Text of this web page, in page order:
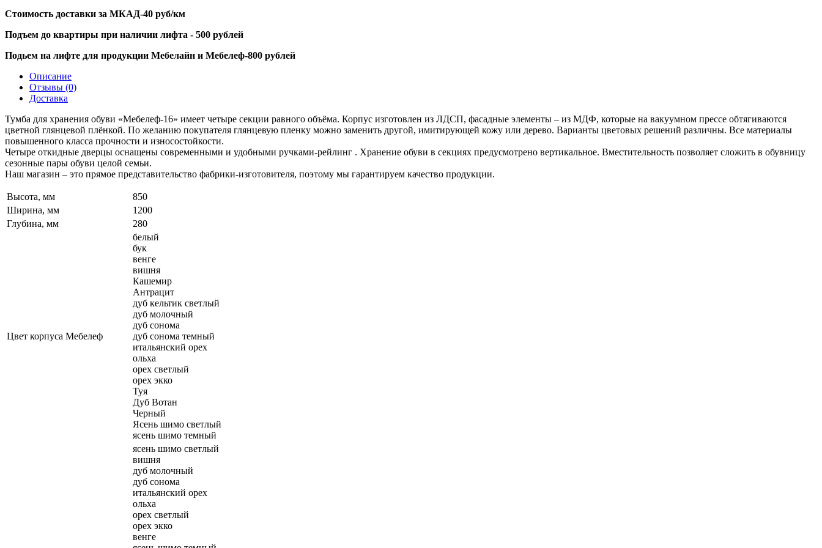
Стоимость доставки за МКАД-40 руб/км
Подъем до квартиры при наличии лифта - 500 рублей
Подьем на лифте для продукции Мебелайн и Мебелеф-800 рублей
Описание
Отзывы (0)
Доставка
Тумба для хранения обуви «Мебелеф-16» имеет четыре секции равного объёма. Корпус изготовлен из ЛДСП, фасадные элементы – из МДФ, которые на вакуумном прессе обтягиваются
цветной глянцевой плёнкой. По желанию покупателя глянцевую пленку можно заменить другой, имитирующей кожу или дерево. Варианты цветовых решений различны. Все материалы
повышенного класса прочности и износостойкости.
Четыре откидные дверцы оснащены современными и удобными ручками-рейлинг . Хранение обуви в секциях предусмотрено вертикальное. Вместительность позволяет сложить в обувницу
сезонные пары обуви целой семьи.
Наш магазин – это прямое представительство фабрики-изготовителя, поэтому мы гарантируем качество продукции.
Высота, мм
850
Ширина, мм
1200
Глубина, мм
280
Цвет корпуса Мебелеф
белый
бук
венге
вишня
Кашемир
Антрацит
дуб кельтик светлый
дуб молочный
дуб сонома
дуб сонома темный
итальянский орех
ольха
орех светлый
орех экко
Туя
Дуб Вотан
Черный
Ясень шимо светлый
ясень шимо темный
ясень шимо светлый
вишня
дуб молочный
дуб сонома
итальянский орех
ольха
орех светлый
орех экко
венге